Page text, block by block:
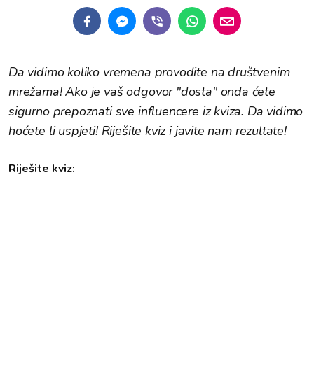
Da vidimo koliko vremena provodite na društvenim
mrežama! Ako je vaš odgovor "dosta" onda ćete
sigurno prepoznati sve influencere iz kviza. Da vidimo
hoćete li uspjeti! Riješite kviz i javite nam rezultate!
Riješite kviz: